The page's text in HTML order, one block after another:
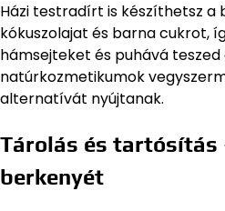
Házi testradírt is készíthetsz a
kókuszolajat és barna cukrot,
hámsejteket és puhává teszed
natúrkozmetikumok
alternatívát nyújtanak.
Tárolás és tartósítás
berkenyét